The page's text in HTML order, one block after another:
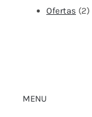
Ofertas (2)
MENU